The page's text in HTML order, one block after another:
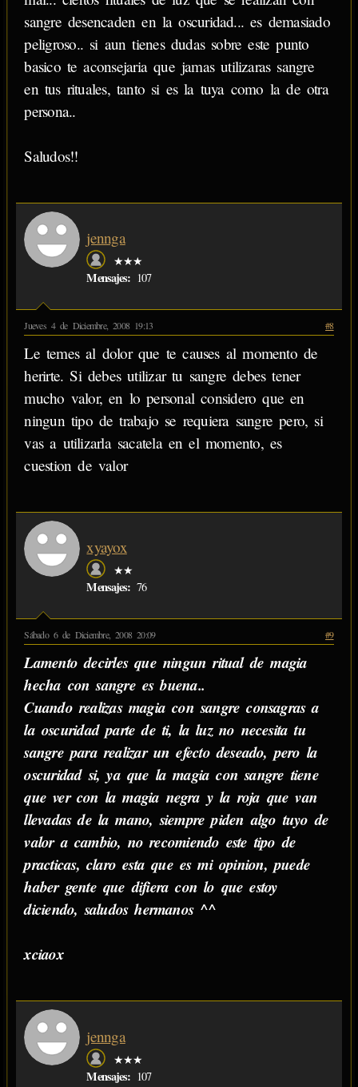
sangre desencaden en la oscuridad... es demasiado
peligroso.. si aun tienes dudas sobre este punto
basico te aconsejaria que jamas utilizaras sangre
en tus rituales, tanto si es la tuya como la de otra
persona..
Saludos!!
jennga
★★★
Mensajes: 107
Jueves 4 de Diciembre, 2008 19:13 #8
Le temes al dolor que te causes al momento de
herirte. Si debes utilizar tu sangre debes tener
mucho valor, en lo personal considero que en
ningun tipo de trabajo se requiera sangre pero, si
vas a utilizarla sacatela en el momento, es
cuestion de valor
xyayox
★★
Mensajes: 76
Sábado 6 de Diciembre, 2008 20:09 #9
Lamento decirles que ningun ritual de magia
hecha con sangre es buena..
Cuando realizas magia con sangre consagras a
la oscuridad parte de ti, la luz no necesita tu
sangre para realizar un efecto deseado, pero la
oscuridad si, ya que la magia con sangre tiene
que ver con la magia negra y la roja que van
llevadas de la mano, siempre piden algo tuyo de
valor a cambio, no recomiendo este tipo de
practicas, claro esta que es mi opinion, puede
haber gente que difiera con lo que estoy
diciendo, saludos hermanos ^^
xciaox
jennga
★★★
Mensajes: 107